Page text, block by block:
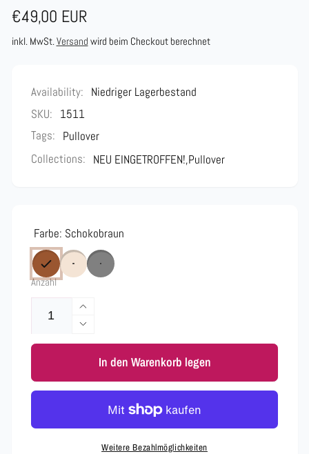
Normaler
Preis
€49,00 EUR
inkl. MwSt.Versand wird beim Checkout berechnet
Availability: Niedriger Lagerbestand
SKU: 1511
Tags: Pullover
Collections: NEU EINGETROFFEN!,Pullover
Farbe: Schokobraun
Anzahl
Erhöhe
die
Menge
PARIS
LOVES
Verringere
die
Menge
für
Pullover
PARIS
LOVES
Croissant
In den Warenkorb legen
Weitere Bezahlmöglichkeiten